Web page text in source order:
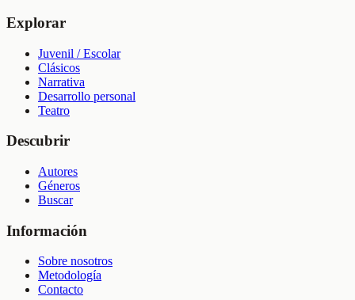
Explorar
Juvenil / Escolar
Clásicos
Narrativa
Desarrollo personal
Teatro
Descubrir
Autores
Géneros
Buscar
Información
Sobre nosotros
Metodología
Contacto